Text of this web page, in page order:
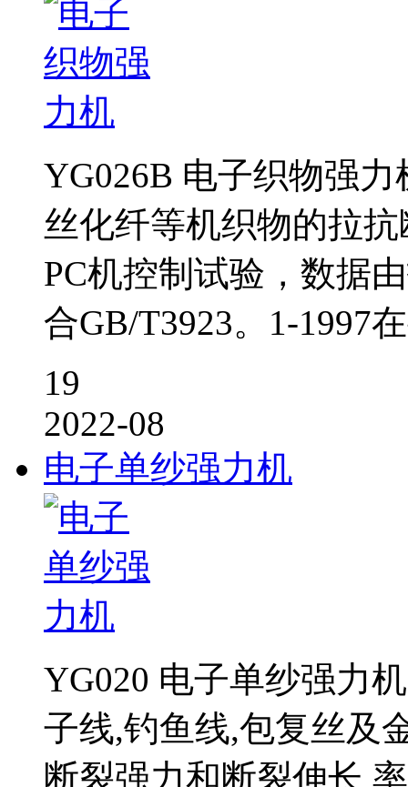
YG026B 电子织物强
丝化纤等机织物的拉
PC机控制试验，数据
合GB/T3923。1-1997
19
2022-08
电子单纱强力机
YG020 电子单纱强力
子线,钓鱼线,包复丝及
断裂强力和断裂伸长